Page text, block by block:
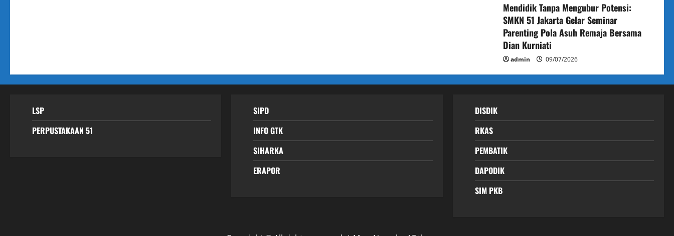
Mendidik Tanpa Mengubur Potensi:
SMKN 51 Jakarta Gelar Seminar
Parenting Pola Asuh Remaja Bersama
Dian Kurniati
admin 09/07/2026
LSP
PERPUSTAKAAN 51
SIPD
INFO GTK
SIHARKA
ERAPOR
DISDIK
RKAS
PEMBATIK
DAPODIK
SIM PKB